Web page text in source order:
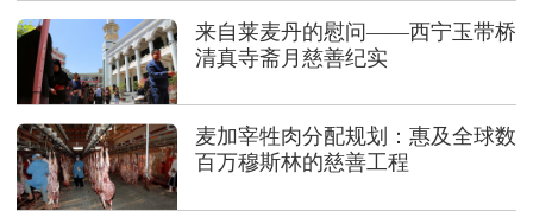
来自莱麦丹的慰问——西宁玉带桥
清真寺斋月慈善纪实
麦加宰牲肉分配规划：惠及全球数
百万穆斯林的慈善工程